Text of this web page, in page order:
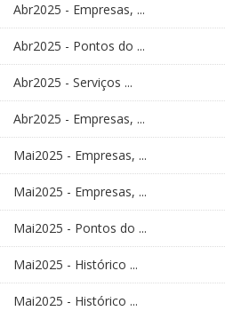
Abr2025 - Empresas, ...
Abr2025 - Pontos do ...
Abr2025 - Serviços ...
Abr2025 - Empresas, ...
Mai2025 - Empresas, ...
Mai2025 - Empresas, ...
Mai2025 - Pontos do ...
Mai2025 - Histórico ...
Mai2025 - Histórico ...